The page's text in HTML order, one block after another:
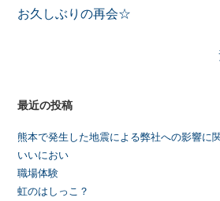
お久しぶりの再会☆
最近の投稿
熊本で発生した地震による弊社への影響に
いいにおい
職場体験
虹のはしっこ？